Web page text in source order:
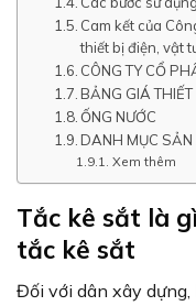
Cam kết của
thiết bị điện, vật
CÔNG TY CỔ
BẢNG GIÁ
ỐNG NƯỚC
DANH MỤC
Xem thêm
Tắc kê sắt là
tắc kê sắt
Đối với dân xây